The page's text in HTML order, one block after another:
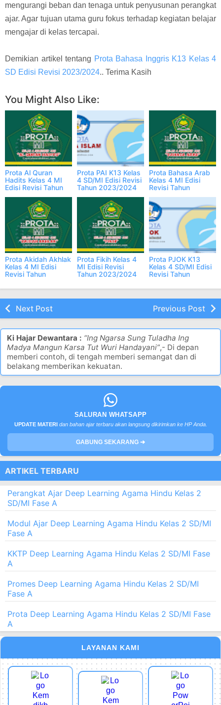
mengurangi beban dan tenaga untuk penyusunan perangkat
ajar. Agar tujuan utama guru fokus terhadap kegiatan belajar
mengajar di kelas tercapai.
Demikian artikel tentang Prota Bahasa Inggris K13 Kelas 4
SD Edisi Revisi 2023/2024.. Terima Kasih
You Might Also Like:
Prota Al Quran
Hadits Kelas 4 MI
Edisi Revisi Tahun
Prota PAI K13 Kelas
4 SD/MI Edisi Revisi
Tahun 2023/2024
Prota Bahasa Arab
Kelas 4 MI Edisi
Revisi Tahun
Prota Akidah Akhlak
Kelas 4 MI Edisi
Revisi Tahun
Prota Fikih Kelas 4
MI Edisi Revisi
Tahun 2023/2024
Prota PJOK K13
Kelas 4 SD/MI Edisi
Revisi Tahun
Next Post Previous Post
Ki Hajar Dewantara : “Ing Ngarsa Sung Tuladha Ing
Madya Mangun Karsa Tut Wuri Handayani”,- Di depan
memberi contoh, di tengah memberi semangat dan di
belakang memberikan kekuatan.
SALURAN WHATSAPP
UPDATE MATERI dan bahan ajar terbaru akan langsung dikirimkan ke HP Anda.
GABUNG SEKARANG ➔
ARTIKEL TERBARU
Perangkat Ajar Deep Learning Agama Hindu Kelas 2
SD/MI Fase A
Modul Ajar Deep Learning Agama Hindu Kelas 2 SD/MI
Fase A
KKTP Deep Learning Agama Hindu Kelas 2 SD/MI Fase
A
Promes Deep Learning Agama Hindu Kelas 2 SD/MI
Fase A
Prota Deep Learning Agama Hindu Kelas 2 SD/MI Fase
A
LAYANAN KAMI